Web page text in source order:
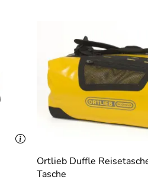
Ortlieb Duffle
Tasche